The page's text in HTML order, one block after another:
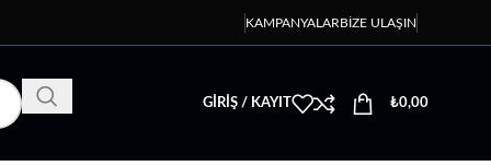
KAMPANYALARBIZE ULAŞIN
GIRIŞ / KAYIT ₺0,00